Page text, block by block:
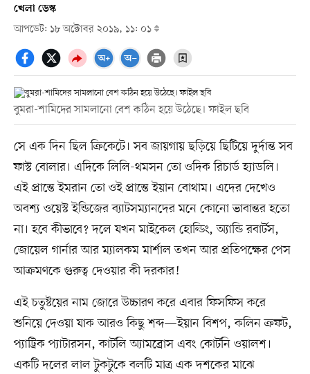
খেলা ডেস্ক
আপডেট: ১৮ অক্টোবর ২০১৯, ১১: ০১
বুমরা-শামিদের সামলানো বেশ কঠিন হয়ে উঠেছে। ফাইল ছবি
সে এক দিন ছিল ক্রিকেটে। সব জায়গায় ছড়িয়ে ছিটিয়ে দুর্দান্ত সব
ফাস্ট বোলার। এদিকে লিলি-থমসন তো ওদিক রিচার্ড হ্যাডলি।
এই প্রান্তে ইমরান তো ওই প্রান্তে ইয়ান বোথাম। এদের দেখেও
অবশ্য ওয়েস্ট ইন্ডিজের ব্যাটসম্যানদের মনে কোনো ভাবান্তর হতো
না। হবে কীভাবে? দলে যখন মাইকেল হোল্ডিং, অ্যান্ডি রবার্টস,
জোয়েল গার্নার আর ম্যালকম মার্শাল তখন আর প্রতিপক্ষের পেস
আক্রমণকে গুরুত্ব দেওয়ার কী দরকার!
এই চতুষ্টয়ের নাম জোরে উচ্চারণ করে এবার ফিসফিস করে
শুনিয়ে দেওয়া যাক আরও কিছু শব্দ—ইয়ান বিশপ, কলিন ক্রফট,
প্যাট্রিক প্যাটারসন, কার্টলি অ্যামব্রোস এবং কোর্টনি ওয়ালশ।
একটি দলের লাল টুকটুকে বলটি মাত্র এক দশকের মাঝে